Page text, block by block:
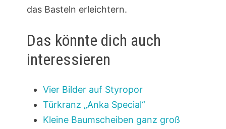
das Basteln erleichtern.
Das könnte dich auch
interessieren
Vier Bilder auf Styropor
Türkranz „Anka Special“
Kleine Baumscheiben ganz groß